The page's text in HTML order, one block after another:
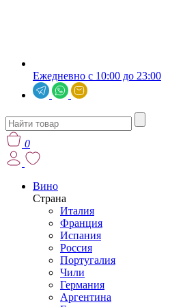
Ежедневно с 10:00 до 23:00
0
Вино
Страна
Италия
Франция
Испания
Россия
Португалия
Чили
Германия
Аргентина